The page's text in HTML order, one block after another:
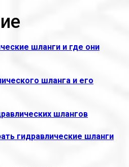
шланги и где они
шланга и его
шлангов
гидравлические шланги